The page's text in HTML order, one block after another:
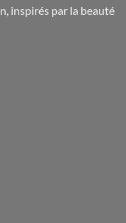
inspirés par la beauté